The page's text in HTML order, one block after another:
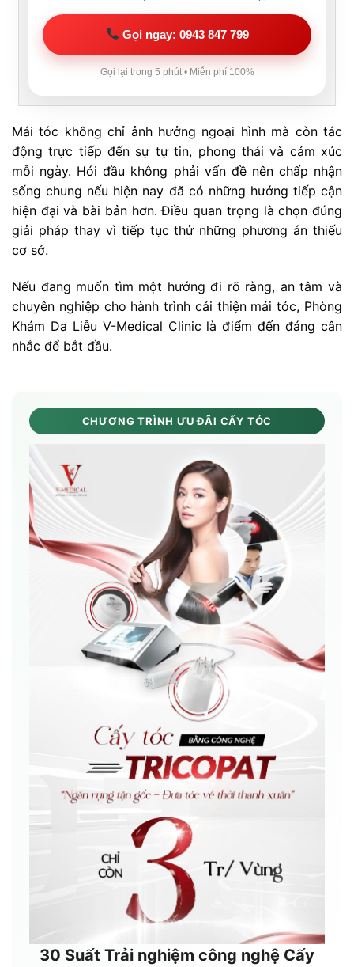
Gọi ngay: 0943 847 799
Gọi lại trong 5 phút • Miễn phí 100%
Mái tóc không chỉ ảnh hưởng ngoại hình mà còn tác
động trực tiếp đến sự tự tin, phong thái và cảm xúc
mỗi ngày. Hói đầu không phải vấn đề nên chấp nhận
sống chung nếu hiện nay đã có những hướng tiếp cận
hiện đại và bài bản hơn. Điều quan trọng là chọn đúng
giải pháp thay vì tiếp tục thử những phương án thiếu
cơ sở.
Nếu đang muốn tìm một hướng đi rõ ràng, an tâm và
chuyên nghiệp cho hành trình cải thiện mái tóc, Phòng
Khám Da Liễu V-Medical Clinic là điểm đến đáng cân
nhắc để bắt đầu.
CHƯƠNG TRÌNH ƯU ĐÃI CẤY TÓC
30 Suất Trải nghiệm công nghệ Cấy